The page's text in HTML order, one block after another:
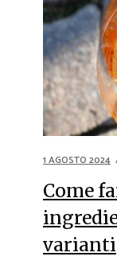
1 AGOSTO 2024
Come
varianti